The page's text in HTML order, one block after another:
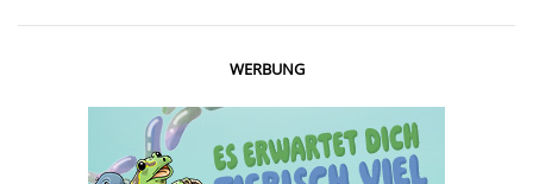
WERBUNG